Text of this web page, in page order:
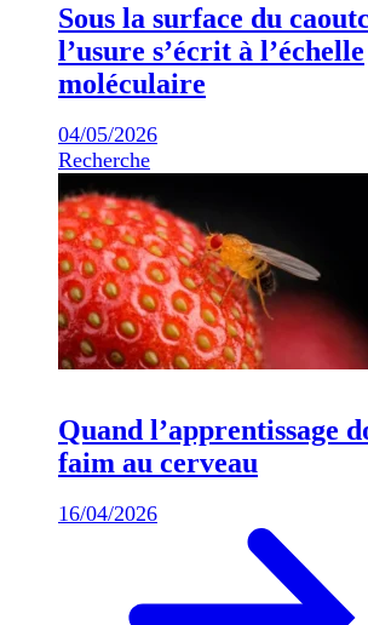
Sous la surface du
l’usure s’écrit à l’échelle
moléculaire
04/05/2026
Recherche
Quand l’apprentissage
faim au cerveau
16/04/2026